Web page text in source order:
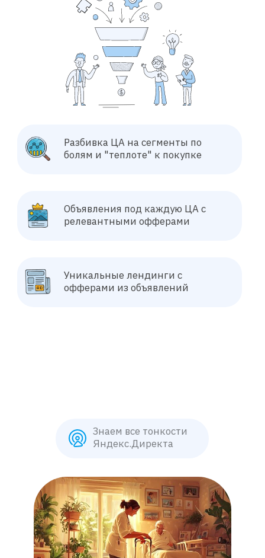
Как мы настраиваем Яндекс
Пансионаты для пожилых — одна из самых
сложных ниш в рекламе. Высокая цена клика,
много «просто спросить», конкуренция в лоб и
обращений
, а не зависели от случайных лидов и
завышенных ставок.
ВЫВЕРЕННЫЙ ПЛАН ЗАПУСКА ПРОЕКТА
Знаем все тонкости
Яндекс.Директа